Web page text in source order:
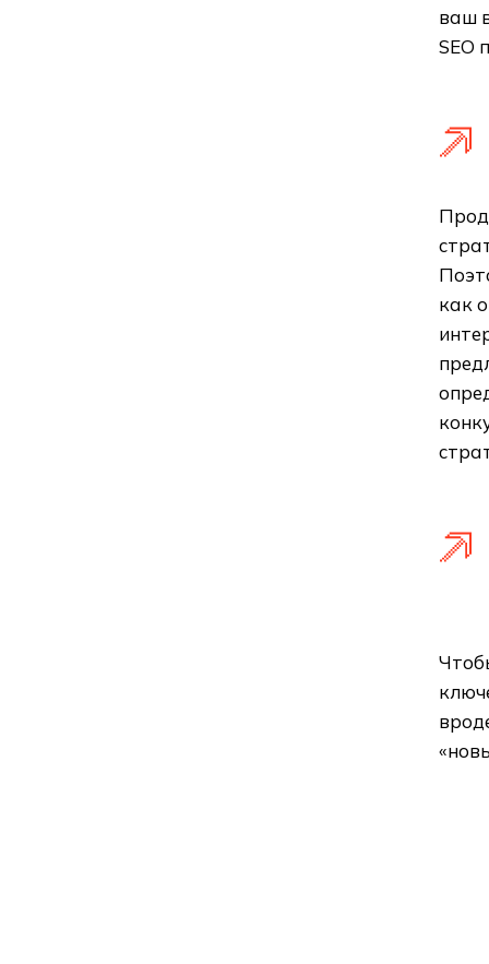
ваш
SEO
как